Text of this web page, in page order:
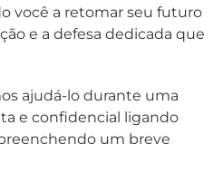
você a retomar seu futuro
e a defesa dedicada que
ajudá-lo durante uma
e confidencial ligando
um breve